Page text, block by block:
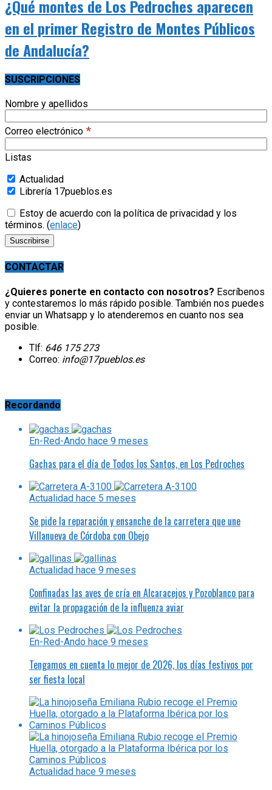
¿Qué montes de Los Pedroches aparecen
en el primer Registro de Montes Públicos
de Andalucía?
SUSCRIPCIONES
Nombre y apellidos
Correo electrónico *
Listas
Actualidad
Librería 17pueblos.es
Estoy de acuerdo con la política de privacidad y los
términos. (enlace)
CONTACTAR
¿Quieres ponerte en contacto con nosotros? Escríbenos
y contestaremos lo más rápido posible. También nos puedes
enviar un Whatsapp y lo atenderemos en cuanto nos sea
posible.
Tlf: 646 175 273
Correo: info@17pueblos.es
Recordando
En-Red-Ando hace 9 meses
Gachas para el día de Todos los Santos, en Los Pedroches
Actualidad hace 5 meses
Se pide la reparación y ensanche de la carretera que une
Villanueva de Córdoba con Obejo
Actualidad hace 9 meses
Confinadas las aves de cría en Alcaracejos y Pozoblanco para
evitar la propagación de la influenza aviar
En-Red-Ando hace 9 meses
Tengamos en cuenta lo mejor de 2026, los días festivos por
ser fiesta local
Actualidad hace 9 meses